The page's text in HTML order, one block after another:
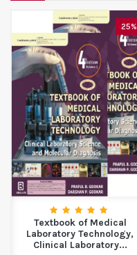
25%
Textbook of Medical
Laboratory Technology,
Clinical Laboratory...